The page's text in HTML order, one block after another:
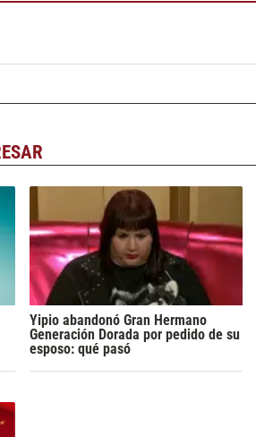
Yipio abandonó Gran Hermano
Generación Dorada por pedido de su
esposo: qué pasó